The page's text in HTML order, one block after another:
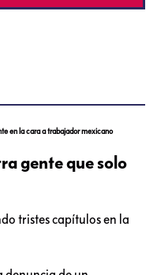
en la cara a trabajador mexicano
gente que solo
tristes capítulos en la